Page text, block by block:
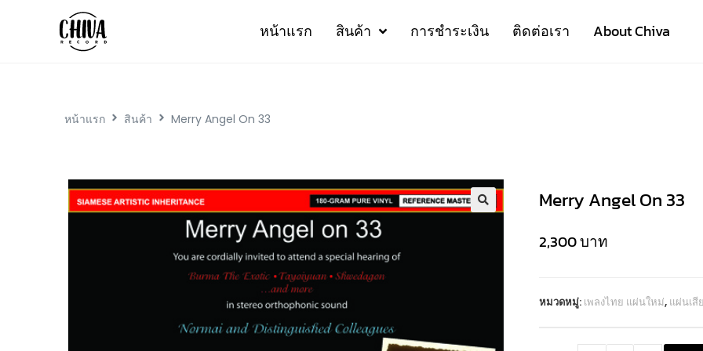
หน้าแรก สินค้า การชำระเงิน ติดต่อเรา About Chiva
หน้าแรก สินค้า Merry Angel On 33
Merry Angel On 33
2,300บาท
หมวดหมู่: เพลงไทย แผ่นใหม่, แผ่นเสี